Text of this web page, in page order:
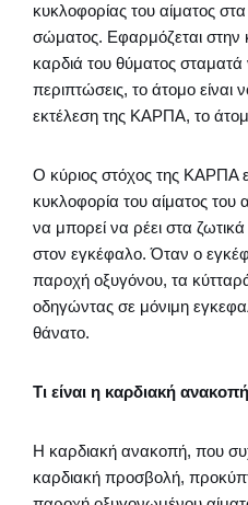
κυκλοφορίας του αίματος
σώματος. Εφαρμόζεται στην
καρδιά του θύματος σταματά
περιπτώσεις, το άτομο είναι
εκτέλεση της ΚΑΡΠΑ, το
Ο κύριος στόχος της ΚΑΡΠΑ
κυκλοφορία του αίματος του
να μπορεί να ρέει στα
στον εγκέφαλο. Όταν ο
παροχή οξυγόνου, τα
οδηγώντας σε μόνιμη
θάνατο.
Τι είναι η καρδιακή
Η καρδιακή ανακοπή, που
καρδιακή προσβολή,